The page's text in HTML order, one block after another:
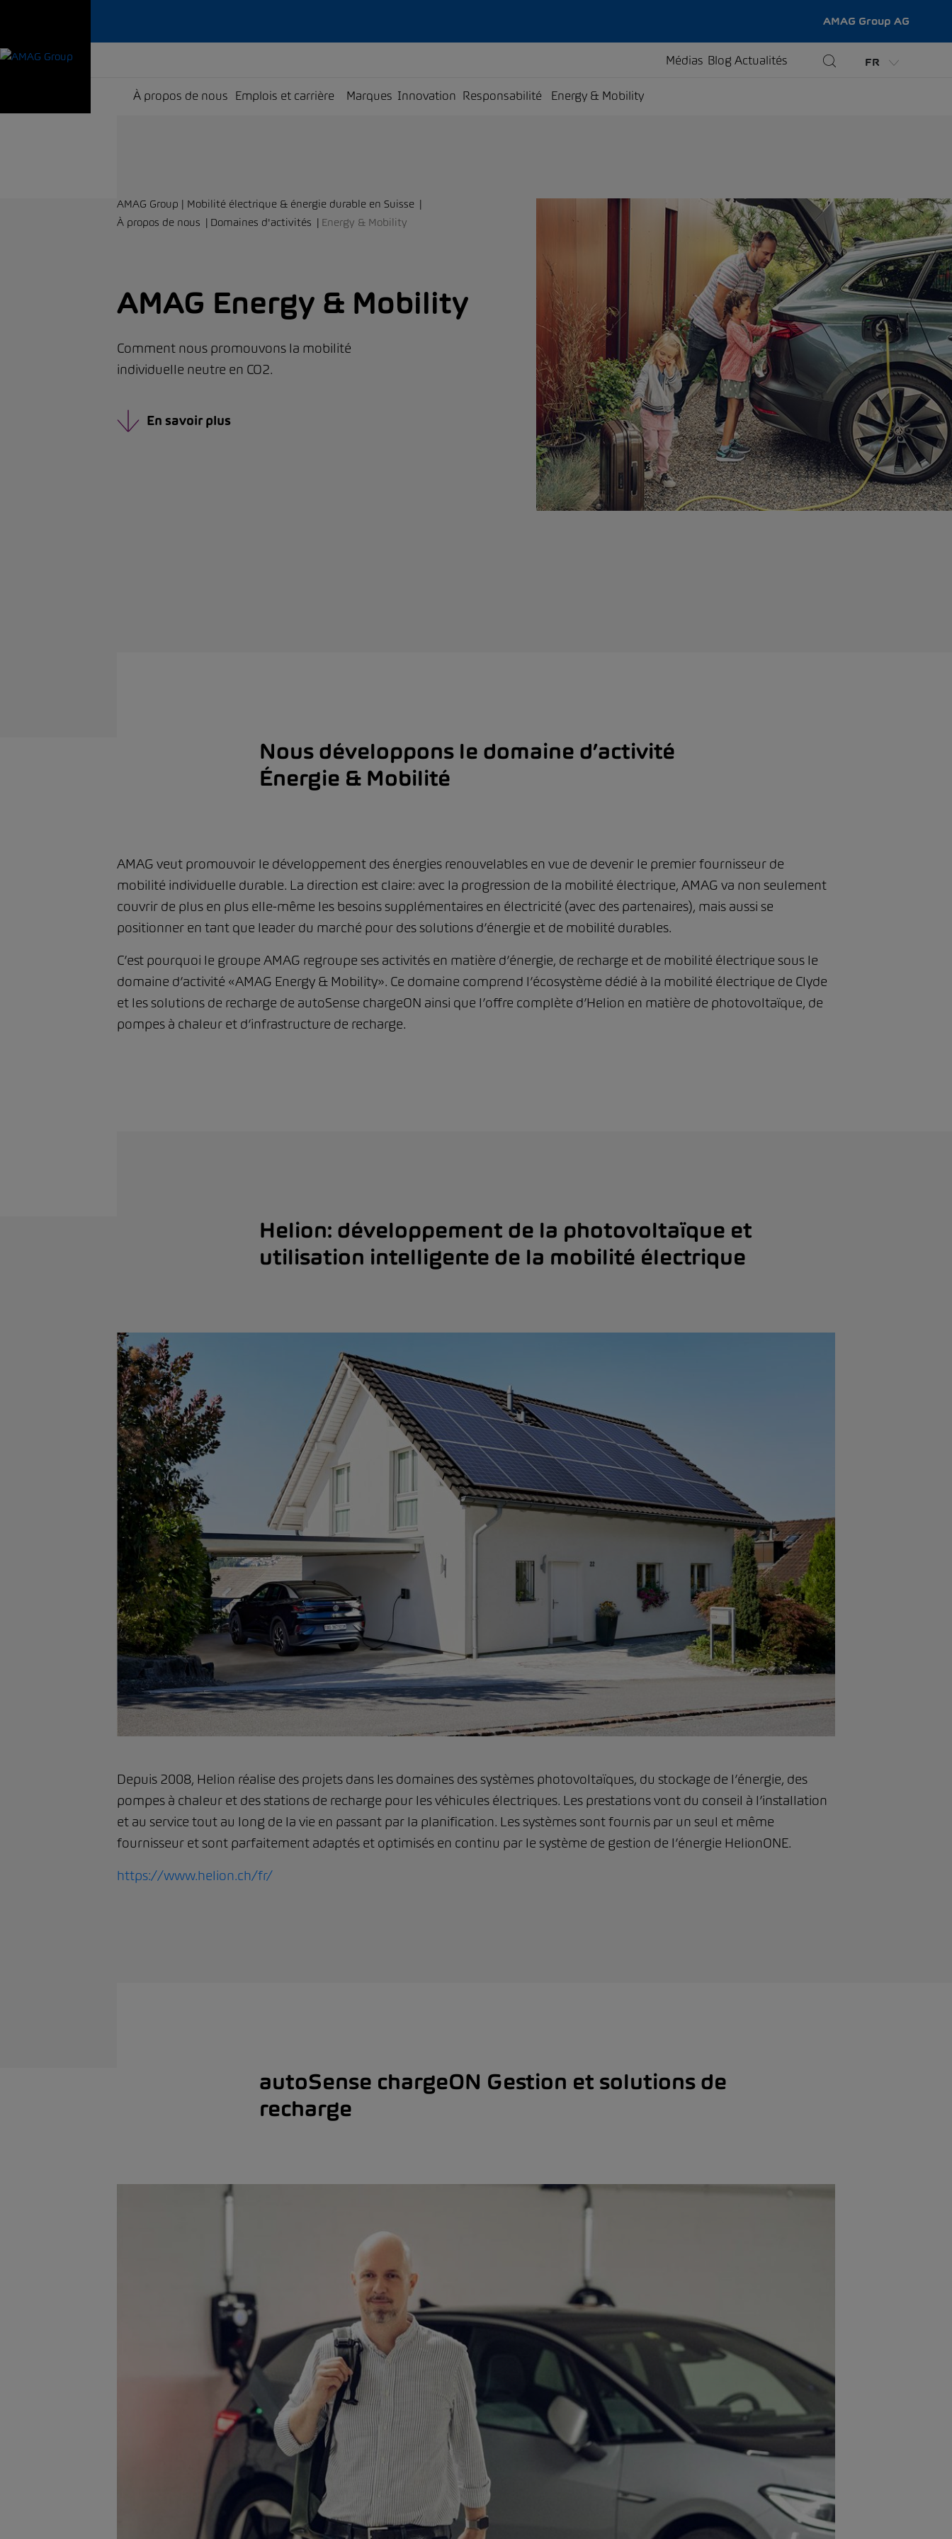
AMAG Group AG
Médias Blog Actualités FR
À propos de nous Emplois et carrière Marques Innovation Responsabilité Energy & Mobility
AMAG Group | Mobilité électrique & énergie durable en Suisse
À propos de nous
Domaines d'activités Energy & Mobility
AMAG Energy & Mobility
Comment nous promouvons la mobilité
individuelle neutre en CO2.
En savoir plus
Nous développons le domaine d’activité
Énergie & Mobilité
AMAG veut promouvoir le développement des énergies renouvelables en vue de devenir le premier fournisseur de
mobilité individuelle durable. La direction est claire: avec la progression de la mobilité électrique, AMAG va non seulement
couvrir de plus en plus elle-même les besoins supplémentaires en électricité (avec des partenaires), mais aussi se
positionner en tant que leader du marché pour des solutions d’énergie et de mobilité durables.
C’est pourquoi le groupe AMAG regroupe ses activités en matière d’énergie, de recharge et de mobilité électrique sous le
domaine d’activité «AMAG Energy & Mobility». Ce domaine comprend l’écosystème dédié à la mobilité électrique de Clyde
et les solutions de recharge de autoSense chargeON ainsi que l’offre complète d’Helion en matière de photovoltaïque, de
pompes à chaleur et d’infrastructure de recharge.
Helion: développement de la photovoltaïque et
utilisation intelligente de la mobilité électrique
Depuis 2008, Helion réalise des projets dans les domaines des systèmes photovoltaïques, du stockage de l’énergie, des
pompes à chaleur et des stations de recharge pour les véhicules électriques. Les prestations vont du conseil à l’installation
et au service tout au long de la vie en passant par la planification. Les systèmes sont fournis par un seul et même
fournisseur et sont parfaitement adaptés et optimisés en continu par le système de gestion de l’énergie HelionONE.
https://www.helion.ch/fr/
autoSense chargeON Gestion et solutions de
recharge